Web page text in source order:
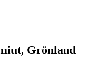
Grönland